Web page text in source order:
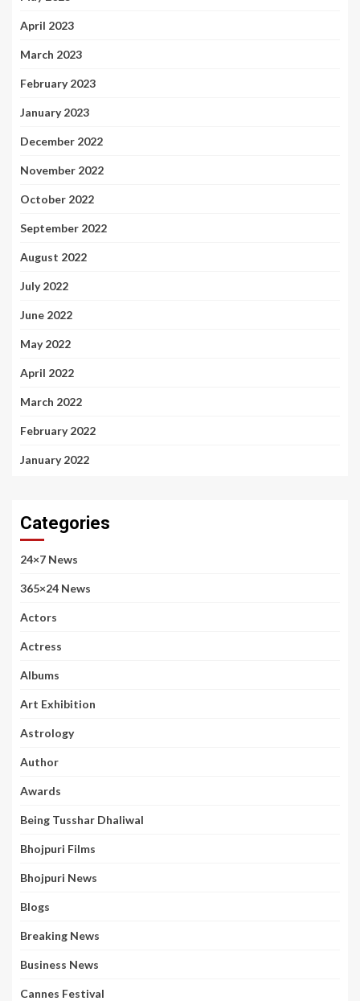
April 2023
March 2023
February 2023
January 2023
December 2022
November 2022
October 2022
September 2022
August 2022
July 2022
June 2022
May 2022
April 2022
March 2022
February 2022
January 2022
Categories
24×7 News
365×24 News
Actors
Actress
Albums
Art Exhibition
Astrology
Author
Awards
Being Tusshar Dhaliwal
Bhojpuri Films
Bhojpuri News
Blogs
Breaking News
Business News
Cannes Festival